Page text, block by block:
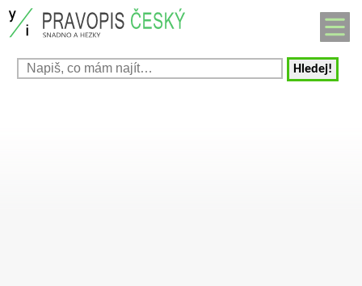
Hledej!